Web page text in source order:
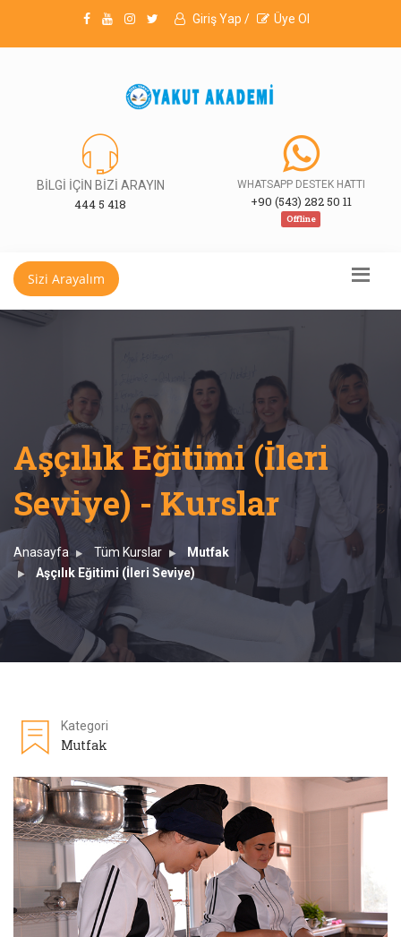
Giriş Yap / Üye Ol
BİLGİ İÇİN BİZİ ARAYIN
444 5 418
WHATSAPP DESTEK HATTI
+90 (543) 282 50 11
Offline
Sizi Arayalım
Aşçılık Eğitimi (İleri
Seviye) - Kurslar
Anasayfa Tüm Kurslar
Mutfak
Aşçılık Eğitimi (İleri Seviye)
Kategori
Mutfak